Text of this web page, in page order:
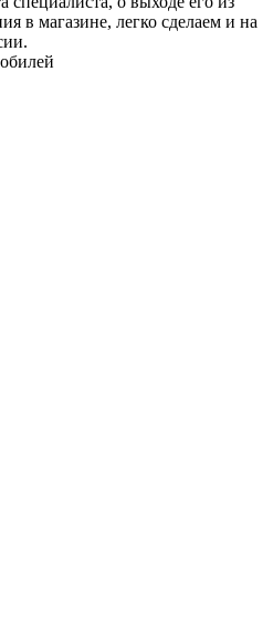
в магазине, легко сделаем и на